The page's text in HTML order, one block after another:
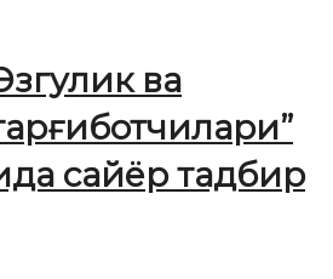
ва
сайёр тадбир